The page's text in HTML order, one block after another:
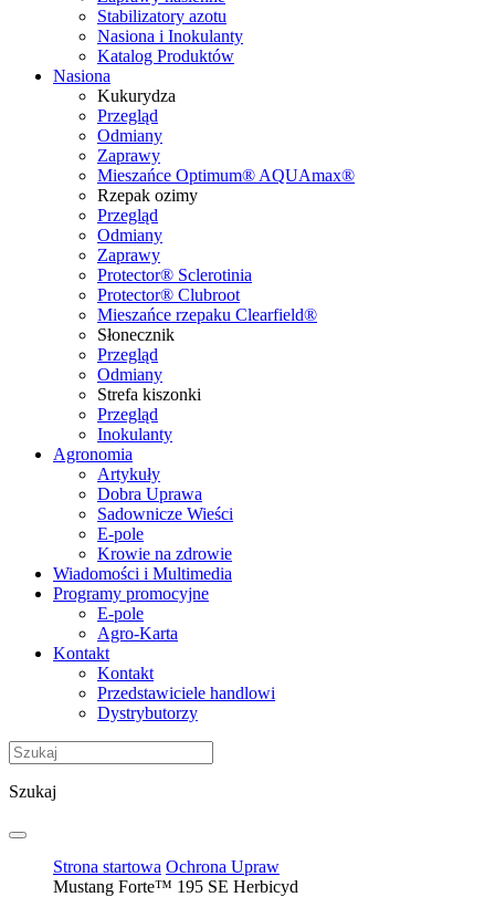
Stabilizatory azotu
Nasiona i Inokulanty
Katalog Produktów
Nasiona
Kukurydza
Przegląd
Odmiany
Zaprawy
Mieszańce Optimum® AQUAmax®
Rzepak ozimy
Przegląd
Odmiany
Zaprawy
Protector® Sclerotinia
Protector® Clubroot
Mieszańce rzepaku Clearfield®
Słonecznik
Przegląd
Odmiany
Strefa kiszonki
Przegląd
Inokulanty
Agronomia
Artykuły
Dobra Uprawa
Sadownicze Wieści
E-pole
Krowie na zdrowie
Wiadomości i Multimedia
Programy promocyjne
E-pole
Agro-Karta
Kontakt
Kontakt
Przedstawiciele handlowi
Dystrybutorzy
Szukaj
Strona startowa Ochrona Upraw
Mustang Forte™ 195 SE Herbicyd